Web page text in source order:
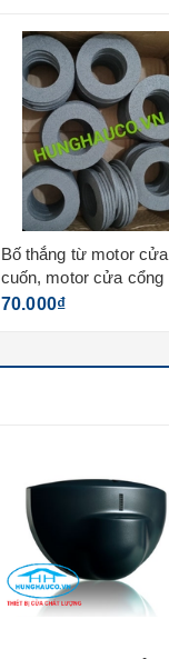
Bố thắng từ motor cửa
cuốn, motor cửa cổng
70.000₫